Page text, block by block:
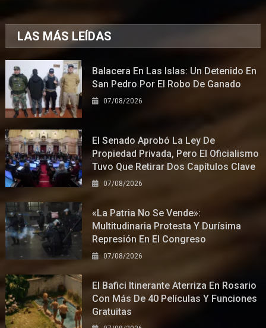
LAS MÁS LEÍDAS
Balacera En Las Islas: Un Detenido En
San Pedro Por El Robo De Ganado
07/08/2026
El Senado Aprobó La Ley De
Propiedad Privada, Pero El Oficialismo
Tuvo Que Retirar Dos Capítulos Clave
07/08/2026
«La Patria No Se Vende»:
Multitudinaria Protesta Y Durísima
Represión En El Congreso
07/08/2026
El Bafici Itinerante Aterriza En Rosario
Con Más De 40 Películas Y Funciones
Gratuitas